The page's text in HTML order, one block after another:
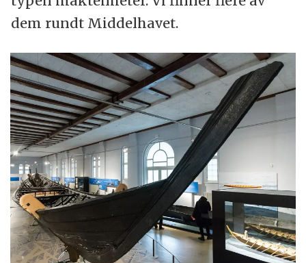
dem rundt Middelhavet.